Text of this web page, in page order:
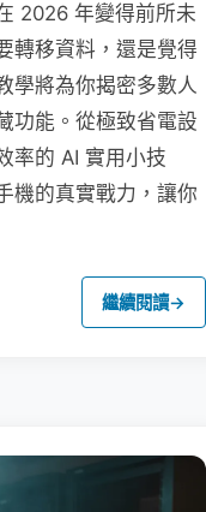
2026 年變得前所未
轉移資料，還是覺得
學將為你揭密多數人
功能。從極致省電設
率的 AI 實用小技
機的真實戰力，讓你
繼續閱讀→